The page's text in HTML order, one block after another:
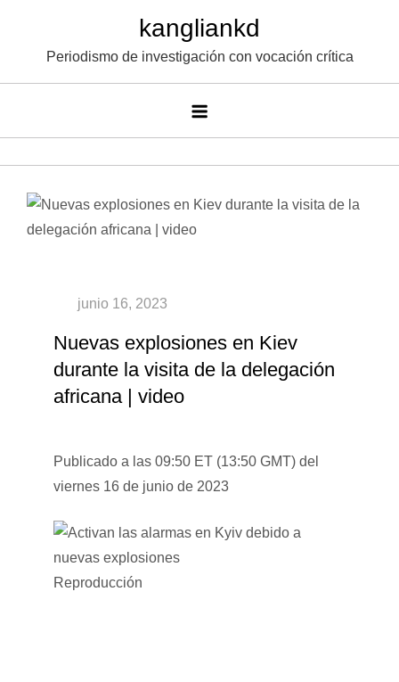
contenido
kangliankd
Periodismo de investigación con vocación crítica
Nuevas explosiones en Kiev
durante la visita de la delegación
africana | video
Publicado a las 09:50 ET (13:50 GMT) del
viernes 16 de junio de 2023
Reproducción